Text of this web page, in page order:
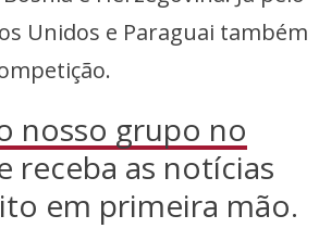
Unidos e Paraguai também
nosso grupo no
receba as notícias
em primeira mão.